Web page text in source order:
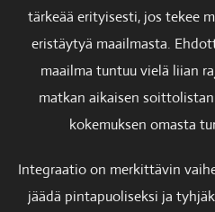
tärkeää erityisesti, jos tekee
eristäytyä maailmasta.
maailma tuntuu vielä liian
matkan aikaisen
kokemuksen omasta
Integraatio on merkittävin
jäädä pintapuoliseksi ja